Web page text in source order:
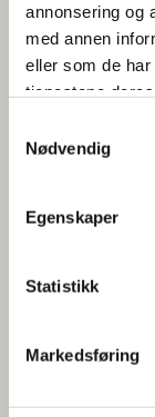
annonsering og
med annen
eller som de
tjenestene deres.
Nødvendig
Egenskaper
Statistikk
Markedsføring
Klikkvinyl -
Tips og råd
Dette må du
Smarte tips for
Inspirasjon